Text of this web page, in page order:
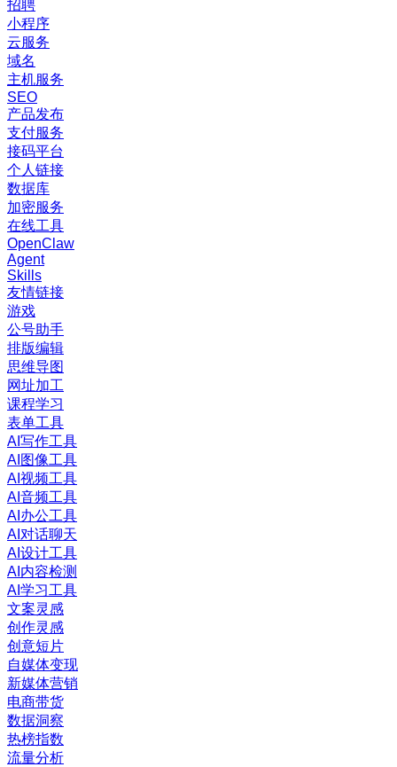
招聘
小程序
云服务
域名
主机服务
SEO
产品发布
支付服务
接码平台
个人链接
数据库
加密服务
在线工具
OpenClaw
Agent
Skills
友情链接
游戏
公号助手
排版编辑
思维导图
网址加工
课程学习
表单工具
AI写作工具
AI图像工具
AI视频工具
AI音频工具
AI办公工具
AI对话聊天
AI设计工具
AI内容检测
AI学习工具
文案灵感
创作灵感
创意短片
自媒体变现
新媒体营销
电商带货
数据洞察
热榜指数
流量分析